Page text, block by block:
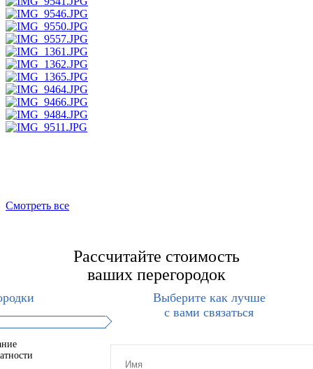
Смотреть все
Рассчитайте стоимость
ваших перегородок
Выберите как лучше
с вами связаться